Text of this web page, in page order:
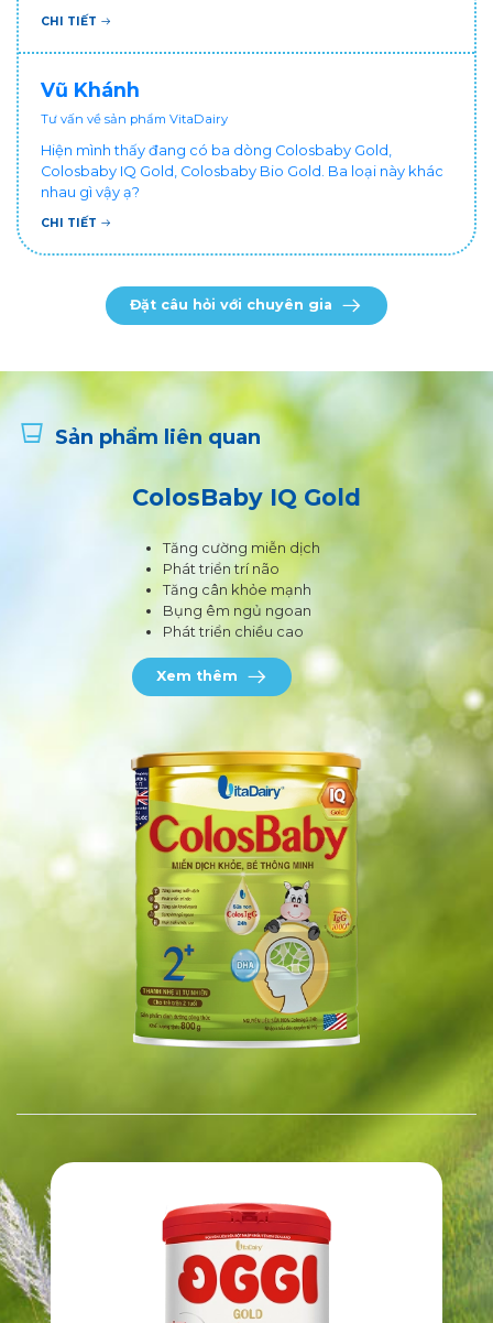
đổi cho bé dùng sữa tươi hộp khác sợ bé nạ sữa ảnh
CHI TIẾT
Vũ Khánh
Tư vấn về sản phẩm VitaDairy
Hiện mình thấy đang có ba dòng Colosbaby Gold,
Colosbaby IQ Gold, Colosbaby Bio Gold. Ba loại này khác
nhau gì vậy ạ?
CHI TIẾT
Đặt câu hỏi với chuyên gia
Sản phẩm liên quan
ColosBaby IQ Gold
Tăng cường miễn dịch
Phát triển trí não
Tăng cân khỏe mạnh
Bụng êm ngủ ngoan
Phát triển chiều cao
Xem thêm